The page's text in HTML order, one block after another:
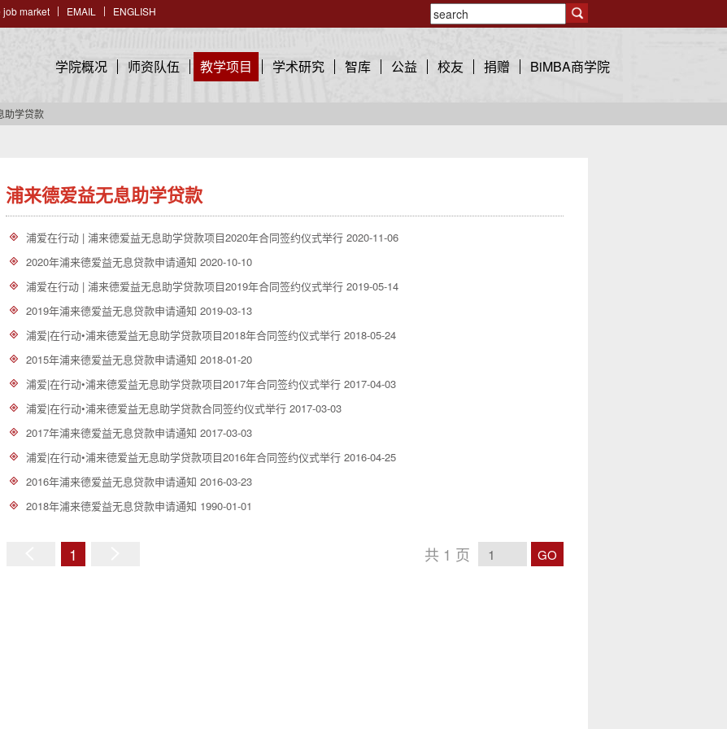
job market EMAIL ENGLISH
学院概况 师资队伍 教学项目 学术研究 智库 公益 校友 捐赠 BiMBA商学院
助学贷款
浦来德爱益无息助学贷款
浦爱在行动 | 浦来德爱益无息助学贷款项目2020年合同签约仪式举行 2020-11-06
2020年浦来德爱益无息贷款申请通知 2020-10-10
浦爱在行动 | 浦来德爱益无息助学贷款项目2019年合同签约仪式举行 2019-05-14
2019年浦来德爱益无息贷款申请通知 2019-03-13
浦爱|在行动•浦来德爱益无息助学贷款项目2018年合同签约仪式举行 2018-05-24
2015年浦来德爱益无息贷款申请通知 2018-01-20
浦爱|在行动•浦来德爱益无息助学贷款项目2017年合同签约仪式举行 2017-04-03
浦爱|在行动•浦来德爱益无息助学贷款合同签约仪式举行 2017-03-03
2017年浦来德爱益无息贷款申请通知 2017-03-03
浦爱|在行动•浦来德爱益无息助学贷款项目2016年合同签约仪式举行 2016-04-25
2016年浦来德爱益无息贷款申请通知 2016-03-23
2018年浦来德爱益无息贷款申请通知 1990-01-01
1 共 1 页 GO